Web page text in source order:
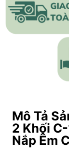
Mô Tả
2 Khối
Nắp Êm